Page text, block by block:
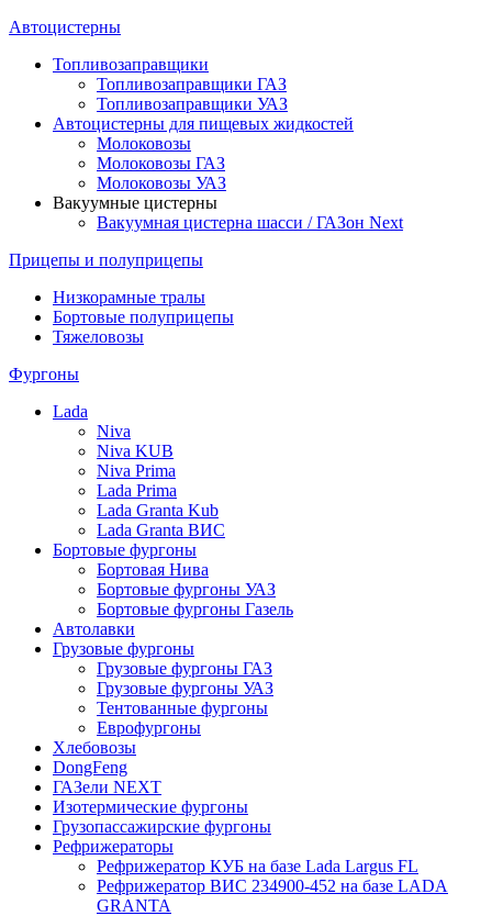
Автоцистерны
Топливозаправщики
Топливозаправщики ГАЗ
Топливозаправщики УАЗ
Автоцистерны для пищевых жидкостей
Молоковозы
Молоковозы ГАЗ
Молоковозы УАЗ
Вакуумные цистерны
Вакуумная цистерна шасси / ГАЗон Next
Прицепы и полуприцепы
Низкорамные тралы
Бортовые полуприцепы
Тяжеловозы
Фургоны
Lada
Niva
Niva KUB
Niva Prima
Lada Prima
Lada Granta Kub
Lada Granta ВИС
Бортовые фургоны
Бортовая Нива
Бортовые фургоны УАЗ
Бортовые фургоны Газель
Автолавки
Грузовые фургоны
Грузовые фургоны ГАЗ
Грузовые фургоны УАЗ
Тентованные фургоны
Еврофургоны
Хлебовозы
DongFeng
ГАЗели NEXT
Изотермические фургоны
Грузопассажирские фургоны
Рефрижераторы
Рефрижератор КУБ на базе Lada Largus FL
Рефрижератор ВИС 234900-452 на базе LADA
GRANTA